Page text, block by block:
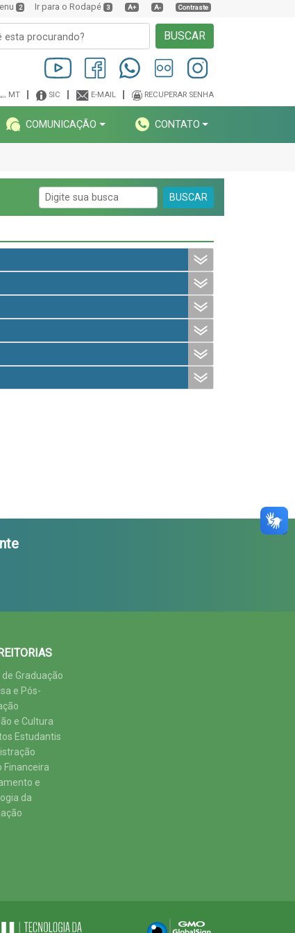
2 Ir para o Rodapé 3 A+ A- Contraste
BUSCAR
MT SIC E-MAIL RECUPERAR SENHA
COMUNICAÇÃO CONTATO
BUSCAR
de Graduação
e Pós-
e Cultura
Estudantis
Financeira
e
da